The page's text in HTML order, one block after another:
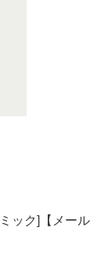
ック]【メール